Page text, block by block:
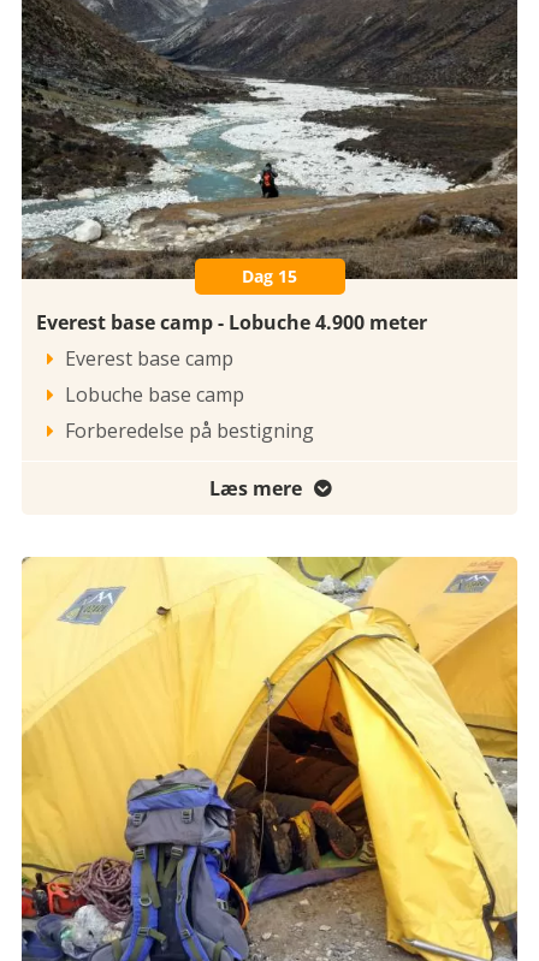
Dag 15
Everest base camp - Lobuche 4.900 meter
 Everest base camp
 Lobuche base camp
 Forberedelse på bestigning
Læs mere 